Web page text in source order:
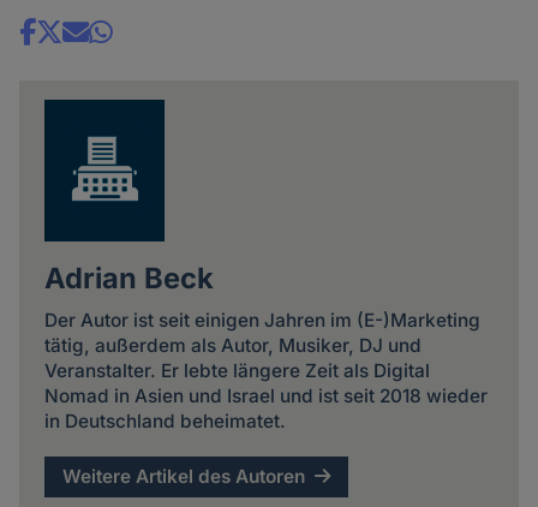
Share
Adrian Beck
Der Autor ist seit einigen Jahren im (E-)Marketing
tätig, außerdem als Autor, Musiker, DJ und
Veranstalter. Er lebte längere Zeit als Digital
Nomad in Asien und Israel und ist seit 2018 wieder
in Deutschland beheimatet.
Weitere Artikel des Autoren